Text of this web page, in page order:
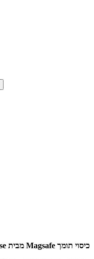
כיסוי תומך Magsafe מבית Grip Case ל- iPhone 16 Plus